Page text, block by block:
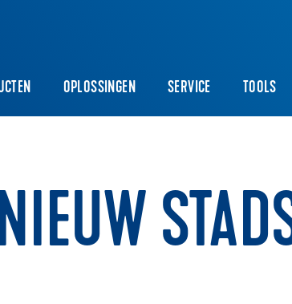
OPLOSSINGEN SERVICE TOOLS